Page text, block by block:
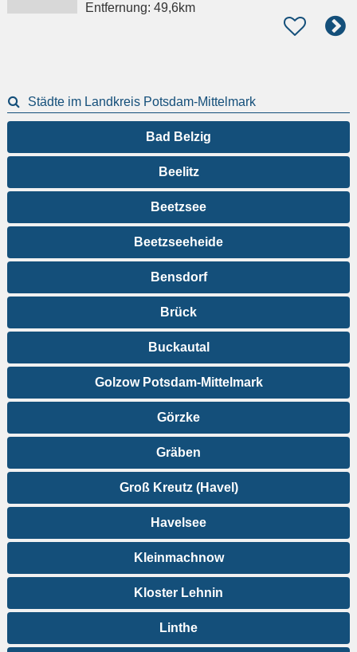
Entfernung: 49,6km
Städte im Landkreis Potsdam-Mittelmark
Bad Belzig
Beelitz
Beetzsee
Beetzseeheide
Bensdorf
Brück
Buckautal
Golzow Potsdam-Mittelmark
Görzke
Gräben
Groß Kreutz (Havel)
Havelsee
Kleinmachnow
Kloster Lehnin
Linthe